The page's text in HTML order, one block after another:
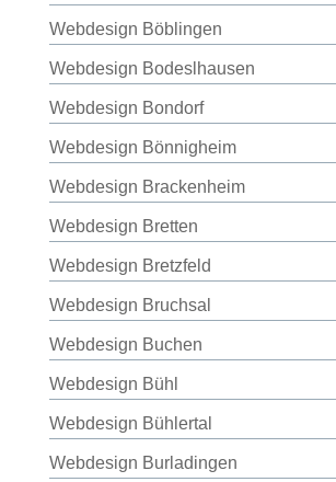
Webdesign Böblingen
Webdesign Bodeslhausen
Webdesign Bondorf
Webdesign Bönnigheim
Webdesign Brackenheim
Webdesign Bretten
Webdesign Bretzfeld
Webdesign Bruchsal
Webdesign Buchen
Webdesign Bühl
Webdesign Bühlertal
Webdesign Burladingen